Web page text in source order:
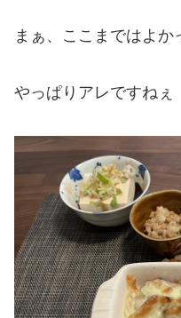
まぁ、ここまではよか
やっぱりアレですねぇ